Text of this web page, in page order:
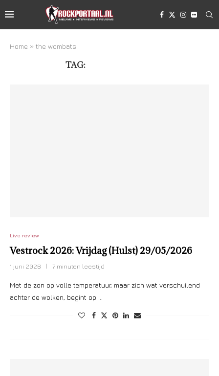
Home » the wombats
TAG:
Live review
Vestrock 2026: Vrijdag (Hulst) 29/05/2026
1 juni 2026 7 minuten leestijd
Met de zon op volle temperatuur, maar zich wat verschuilend
achter de wolken, begint op …